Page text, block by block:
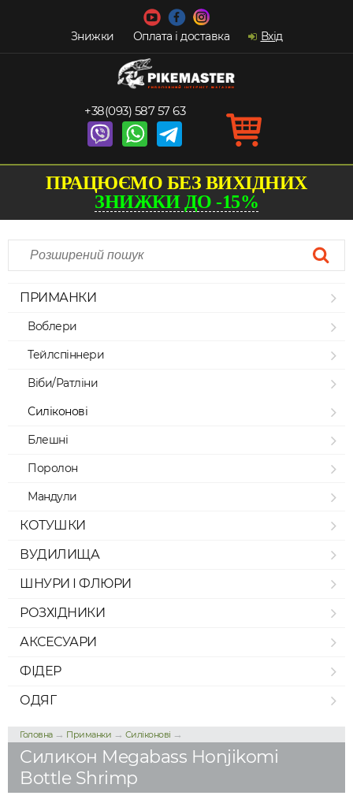
Знижки Оплата і доставка Вхід
+38(093) 587 57 63
ПРАЦЮЄМО БЕЗ ВИХІДНИХ
ЗНИЖКИ ДО -15%
ПРИМАНКИ
Воблери
Тейлспіннери
Віби/Ратліни
Силіконові
Блешні
Поролон
Мандули
КОТУШКИ
ВУДИЛИЩА
ШНУРИ І ФЛЮРИ
РОЗХІДНИКИ
АКСЕСУАРИ
ФІДЕР
ОДЯГ
Головна→ Приманки → Силіконові →
Силикон Megabass Honjikomi
Bottle Shrimp